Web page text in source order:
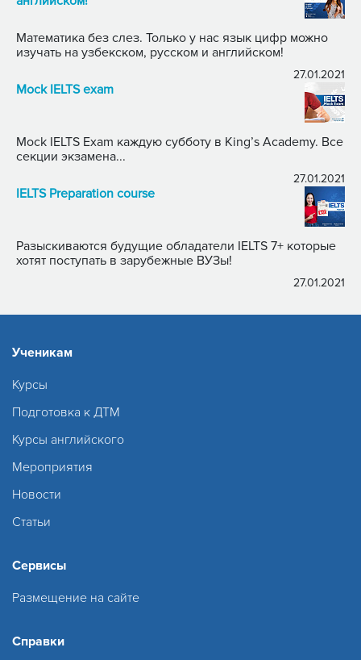
Математика без слез. Только у нас язык цифр можно
изучать на узбекском, русском и английском!
27.01.2021
Mock IELTS exam
Mock IELTS Exam каждую субботу в King’s Academy. Все
секции экзамена...
27.01.2021
IELTS Preparation course
Разыскиваются будущие обладатели IELTS 7+ которые
хотят поступать в зарубежные ВУЗы!
27.01.2021
Ученикам
Курсы
Подготовка к ДТМ
Курсы английского
Мероприятия
Новости
Статьи
Сервисы
Размещение на сайте
Справки